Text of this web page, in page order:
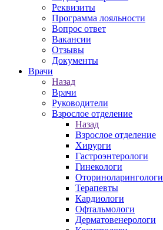
Реквизиты
Программа лояльности
Вопрос ответ
Вакансии
Отзывы
Документы
Врачи
Назад
Врачи
Руководители
Взрослое отделение
Назад
Взрослое отделение
Хирурги
Гастроэнтерологи
Гинекологи
Оториноларингологи
Терапевты
Кардиологи
Офтальмологи
Дерматовенерологи